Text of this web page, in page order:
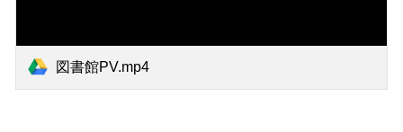
図書館PV.mp4